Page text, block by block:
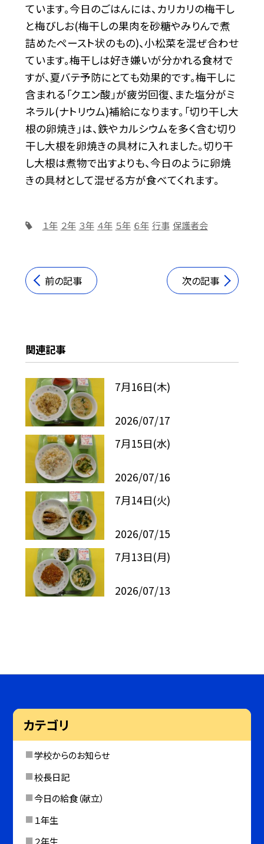
ています。今日のごはんには、カリカリの梅干し
と梅びしお(梅干しの果肉を砂糖やみりんで煮
詰めたペースト状のもの)、小松菜を混ぜ合わせ
ています。梅干しは好き嫌いが分かれる食材で
すが、夏バテ予防にとても効果的です。梅干しに
含まれる「クエン酸」が疲労回復、また塩分がミ
ネラル(ナトリウム)補給になります。「切り干し大
根の卵焼き」は、鉄やカルシウムを多く含む切り
干し大根を卵焼きの具材に入れました。切り干
し大根は煮物で出すよりも、今日のように卵焼
きの具材として混ぜる方が食べてくれます。
１年 ２年 ３年 ４年 ５年 ６年 行事 保護者会
前の記事 次の記事
関連記事
7月16日(木)
2026/07/17
7月15日(水)
2026/07/16
7月14日(火)
2026/07/15
7月13日(月)
2026/07/13
カテゴリ
学校からのお知らせ
校長日記
今日の給食（献立）
１年生
２年生